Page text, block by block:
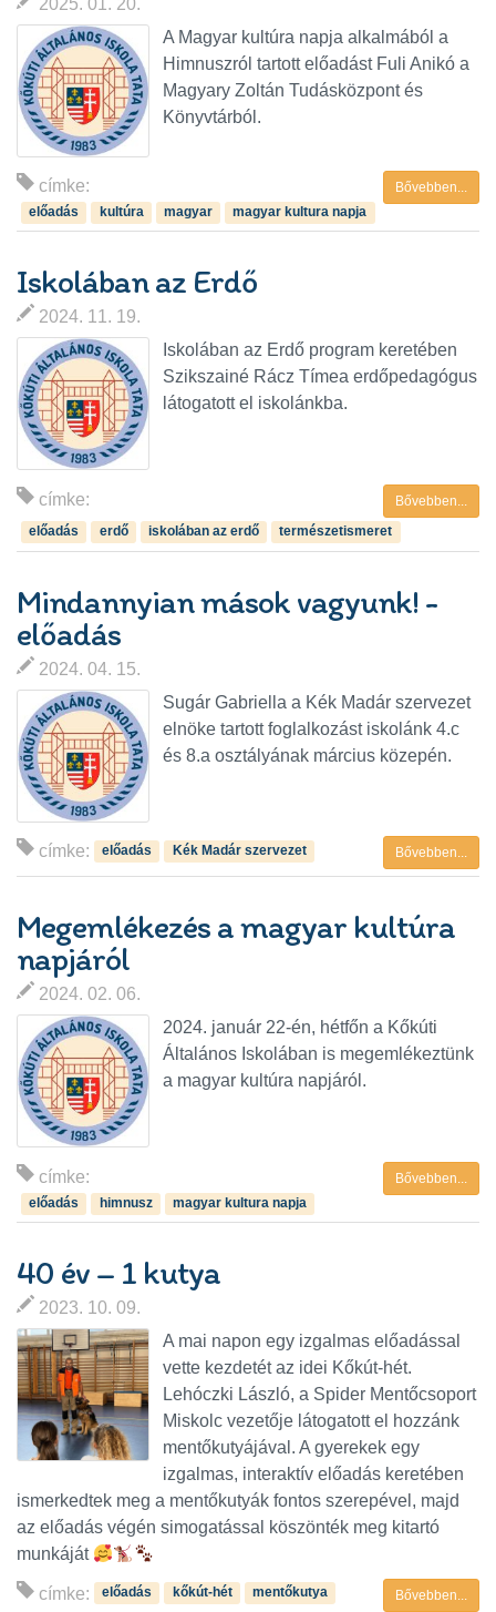
A Magyar kultúra napja alkalmából a
Himnuszról tartott előadást Fuli Anikó a
Magyary Zoltán Tudásközpont és
Könyvtárból.
címke:
Bővebben...
előadás
kultúra magyar magyar kultura napja
Iskolában az Erdő
2024. 11. 19.
Iskolában az Erdő program keretében
Szikszainé Rácz Tímea erdőpedagógus
látogatott el iskolánkba.
címke:
Bővebben...
előadás
erdő iskolában az erdő természetismeret
Mindannyian mások vagyunk! -
előadás
2024. 04. 15.
Sugár Gabriella a Kék Madár szervezet
elnöke tartott foglalkozást iskolánk 4.c
és 8.a osztályának március közepén.
címke: Bővebben...
előadás Kék Madár szervezet
Megemlékezés a magyar kultúra
napjáról
2024. 02. 06.
2024. január 22-én, hétfőn a Kőkúti
Általános Iskolában is megemlékeztünk
a magyar kultúra napjáról.
címke:
Bővebben...
előadás
himnusz magyar kultura napja
40 év – 1 kutya
2023. 10. 09.
A mai napon egy izgalmas előadással
vette kezdetét az idei Kőkút-hét.
Lehóczki László, a Spider Mentőcsoport
Miskolc vezetője látogatott el hozzánk
mentőkutyájával. A gyerekek egy
izgalmas, interaktív előadás keretében
ismerkedtek meg a mentőkutyák fontos szerepével, majd
az előadás végén simogatással köszönték meg kitartó
munkáját
címke: Bővebben...
előadás kőkút-hét mentőkutya